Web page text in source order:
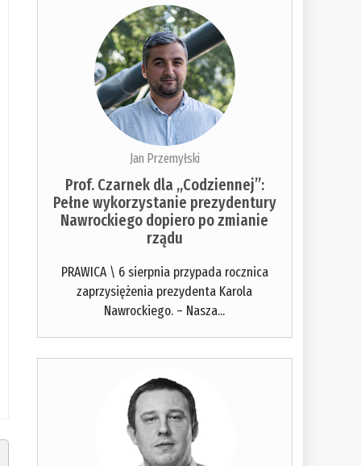
Jan Przemyłski
Prof. Czarnek dla „Codziennej”:
Pełne wykorzystanie prezydentury
Nawrockiego dopiero po zmianie
rządu
PRAWICA \ 6 sierpnia przypada rocznica
zaprzysiężenia prezydenta Karola
Nawrockiego. – Nasza...